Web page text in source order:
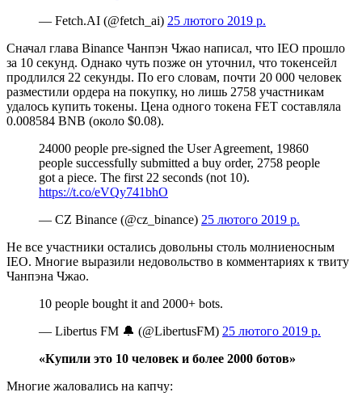
— Fetch.AI (@fetch_ai) 25 лютого 2019 р.
Сначал глава Binance Чанпэн Чжао написал, что IEO прошло
за 10 секунд. Однако чуть позже он уточнил, что токенсейл
продлился 22 секунды. По его словам, почти 20 000 человек
разместили ордера на покупку, но лишь 2758 участникам
удалось купить токены. Цена одного токена FET составляла
0.008584 BNB (около $0.08).
24000 people pre-signed the User Agreement, 19860
people successfully submitted a buy order, 2758 people
got a piece. The first 22 seconds (not 10).
https://t.co/eVQy741bhO
— CZ Binance (@cz_binance) 25 лютого 2019 р.
Не все участники остались довольны столь молниеносным
IEO. Многие выразили недовольство в комментариях к твиту
Чанпэна Чжао.
10 people bought it and 2000+ bots.
— Libertus FM 🔔 (@LibertusFM) 25 лютого 2019 р.
«Купили это 10 человек и более 2000 ботов»
Многие жаловались на капчу: